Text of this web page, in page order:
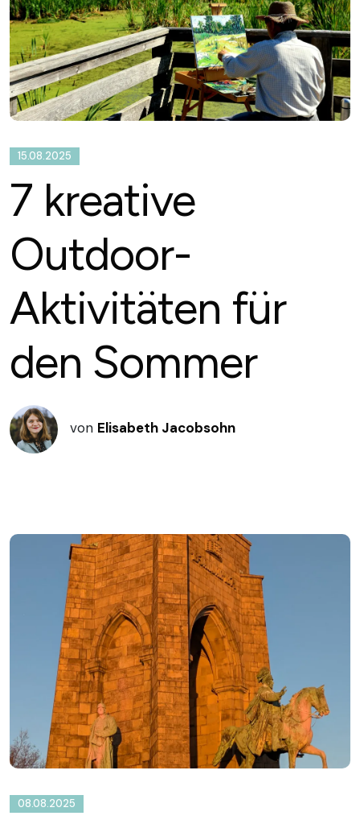
15.08.2025
7 kreative
Outdoor-
Aktivitäten für
den Sommer
von Elisabeth Jacobsohn
08.08.2025